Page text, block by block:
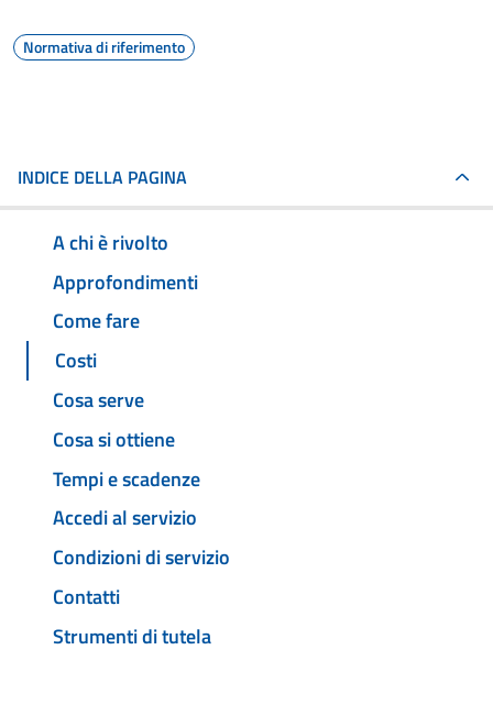
Normativa di riferimento
INDICE DELLA PAGINA
A chi è rivolto
Approfondimenti
Come fare
Costi
Cosa serve
Cosa si ottiene
Tempi e scadenze
Accedi al servizio
Condizioni di servizio
Contatti
Strumenti di tutela